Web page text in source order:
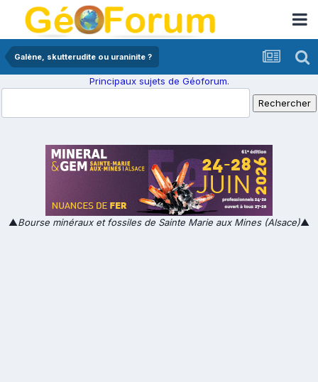
Galène, skutterudite ou uraninite ?
Principaux sujets de Géoforum.
▲Bourse minéraux et fossiles de Sainte Marie aux Mines (Alsace)▲